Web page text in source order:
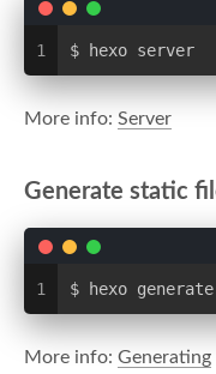
1 $ hexo server
More info: Server
Generate static
1 $ hexo generate
More info: Generating